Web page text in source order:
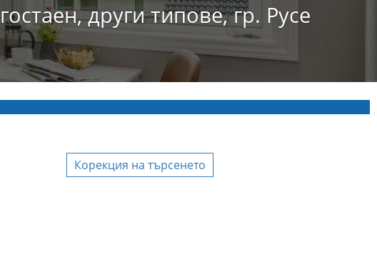
други типове, гр. Русе
Корекция на търсенето